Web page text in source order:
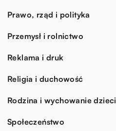
Prawo, rząd i polityka
Przemysł i rolnictwo
Reklama i druk
Religia i duchowość
Rodzina i wychowanie dzieci
Społeczeństwo